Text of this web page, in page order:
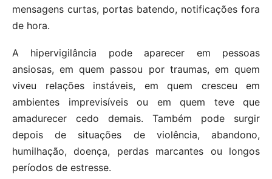
mensagens curtas, portas batendo, notificações fora
de hora.
A hipervigilância pode aparecer em pessoas
ansiosas, em quem passou por traumas, em quem
viveu relações instáveis, em quem cresceu em
ambientes imprevisíveis ou em quem teve que
amadurecer cedo demais. Também pode surgir
depois de situações de violência, abandono,
humilhação, doença, perdas marcantes ou longos
períodos de estresse.